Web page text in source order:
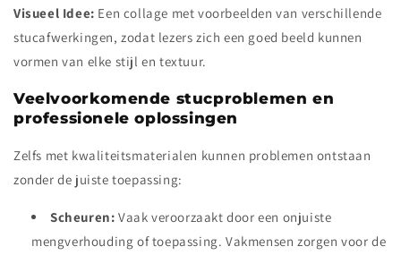
Visueel Idee: Een collage met voorbeelden van verschillende
stucafwerkingen, zodat lezers zich een goed beeld kunnen
vormen van elke stijl en textuur.
Veelvoorkomende stucproblemen en
professionele oplossingen
Zelfs met kwaliteitsmaterialen kunnen problemen ontstaan
zonder de juiste toepassing:
Scheuren: Vaak veroorzaakt door een onjuiste
mengverhouding of toepassing. Vakmensen zorgen voor de